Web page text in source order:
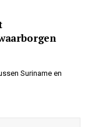
Suriname en